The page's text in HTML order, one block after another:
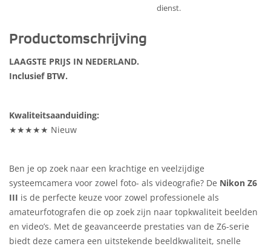
dienst.
Productomschrijving
LAAGSTE PRIJS IN NEDERLAND.
Inclusief BTW.
Kwaliteitsaanduiding:
★★★★★ Nieuw
Ben je op zoek naar een krachtige en veelzijdige
systeemcamera voor zowel foto- als videografie? De Nikon Z6
III is de perfecte keuze voor zowel professionele als
amateurfotografen die op zoek zijn naar topkwaliteit beelden
en video’s. Met de geavanceerde prestaties van de Z6-serie
biedt deze camera een uitstekende beeldkwaliteit, snelle